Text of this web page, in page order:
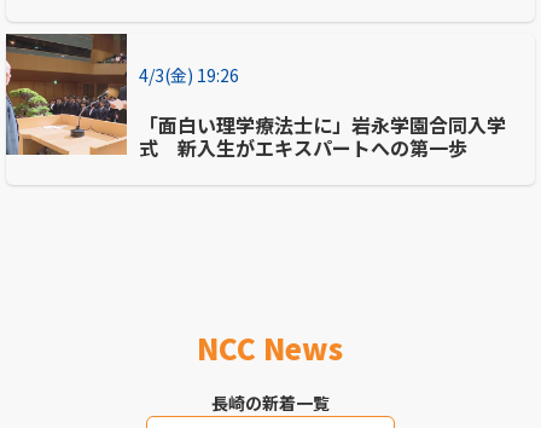
4/3(金) 19:26
「面白い理学療法士に」岩永学園合同入学
式 新入生がエキスパートへの第一歩
NCC News
長崎の新着一覧